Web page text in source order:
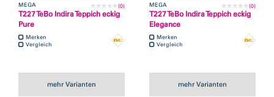
MEGA (0)
T227 TeBo Indira Teppich eckig
Pure
Merken
Vergleich
mehr Varianten
MEGA (0)
T227 TeBo Indira Teppich eckig
Elegance
Merken
Vergleich
mehr Varianten